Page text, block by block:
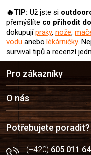
🔥TIP: Už jste si
přemýšlíte co přihodit
dokupujípraky, nože,
vodu anebo lékárničky.
survival tipů a recenzí
a
t
í
Pro zákazníky
O nás
Potřebujete poradit?
(+420)605 011